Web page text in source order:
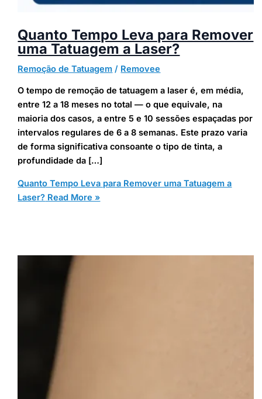
Quanto Tempo Leva para Remover
uma Tatuagem a Laser?
Remoção de Tatuagem / Removee
O tempo de remoção de tatuagem a laser é, em média,
entre 12 a 18 meses no total — o que equivale, na
maioria dos casos, a entre 5 e 10 sessões espaçadas por
intervalos regulares de 6 a 8 semanas. Este prazo varia
de forma significativa consoante o tipo de tinta, a
profundidade da […]
Quanto Tempo Leva para Remover uma Tatuagem a
Laser? Read More »